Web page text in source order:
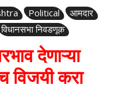
Political
आमदार
विधानसभा निवडणूक
देणाऱ्या
विजयी करा